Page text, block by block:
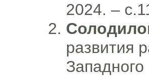
2024. –
развития